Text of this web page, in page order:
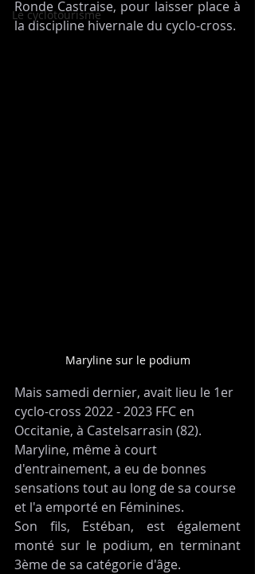
Le cyclotourisme
Ronde Castraise, pour laisser place à
la discipline hivernale du cyclo-cross.
Maryline sur le podium
Mais samedi dernier, avait lieu le 1er
cyclo-cross 2022 - 2023 FFC en
Occitanie, à Castelsarrasin (82).
Maryline, même à court
d'entrainement, a eu de bonnes
sensations tout au long de sa course
et l'a emporté en Féminines.
Son fils, Estéban, est également
monté sur le podium, en terminant
3ème de sa catégorie d'âge.